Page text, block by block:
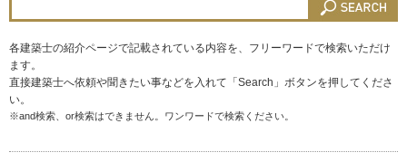
各建築士の紹介ページで記載されている内容を、フリーワードで検索いただけ
ます。
直接建築士へ依頼や聞きたい事などを入れて「Search」ボタンを押してくださ
い。
※and検索、or検索はできません。ワンワードで検索ください。